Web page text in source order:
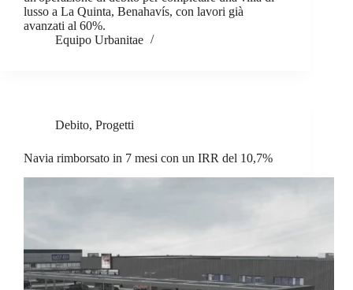
lusso a La Quinta, Benahavís, con lavori già
avanzati al 60%.
Equipo Urbanitae
Debito, Progetti
Navia rimborsato in 7 mesi con un IRR del 10,7%